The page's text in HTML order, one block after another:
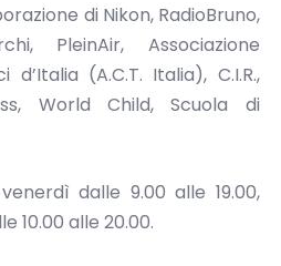
di Nikon, RadioBruno,
PleinAir, Associazione
(A.C.T. Italia), C.I.R.,
World Child, Scuola di
dalle 9.00 alle 19.00,
10.00 alle 20.00.